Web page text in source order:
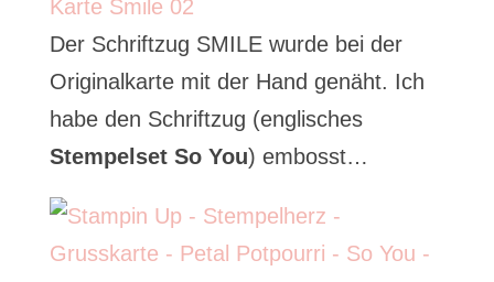
Der Schriftzug SMILE wurde bei der
Originalkarte mit der Hand genäht. Ich
habe den Schriftzug (englisches
Stempelset So You) embosst…